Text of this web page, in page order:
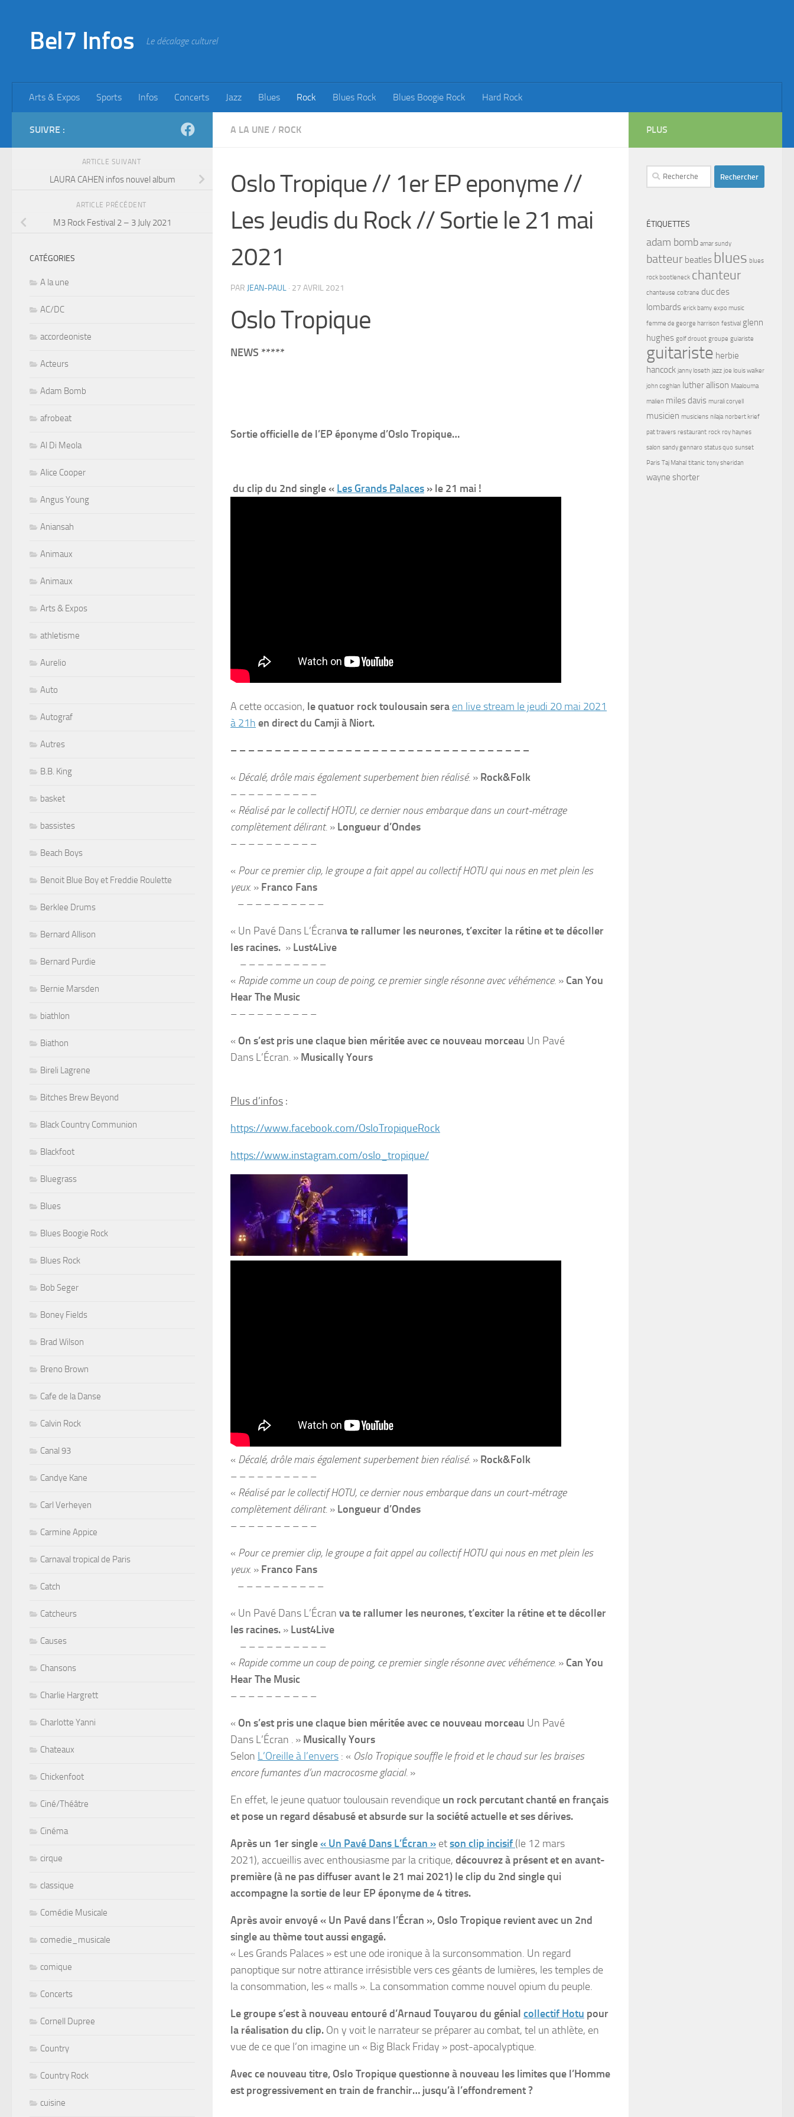
Bel7 Infos Le décalage culturel
Arts & Expos Sports Infos Concerts Jazz Blues Rock Blues Rock Blues Boogie Rock Hard Rock
A LA UNE / ROCK
Oslo Tropique // 1er EP eponyme //
Les Jeudis du Rock // Sortie le 21 mai
2021
PAR JEAN-PAUL · 27 AVRIL 2021
Oslo Tropique
NEWS *****
Sortie officielle de l’EP éponyme d’Oslo Tropique…
du clip du 2nd single « Les Grands Palaces » le 21 mai !
A cette occasion, le quatuor rock toulousain sera en live stream le jeudi 20 mai 2021
à 21h en directdu Camji à Niort.
– – – – – – – – – – – – – – – – – – – – – – – – – – – – – – – – – –
« Décalé, drôle mais également superbement bien réalisé. » Rock&Folk
– – – – – – – – – –
« Réalisé par le collectif HOTU, ce dernier nous embarque dans un court-métrage
complètement délirant. » Longueur d’Ondes
– – – – – – – – – –
« Pour ce premier clip, le groupe a fait appel au collectif HOTU qui nous en met plein les
yeux. » Franco Fans
– – – – – – – – – –
« Un Pavé Dans L’Écranva te rallumer les neurones, t’exciter la rétine et te décoller
les racines. » Lust4Live
– – – – – – – – – –
« Rapide comme un coup de poing, ce premier single résonne avec véhémence. » Can You
Hear The Music
– – – – – – – – – –
« On s’est pris une claque bien méritée avec ce nouveau morceau Un Pavé
Dans L’Écran. » Musically Yours
Plus d’infos :
https://www.facebook.com/OsloTropiqueRock
https://www.instagram.com/oslo_tropique/
« Décalé, drôle mais également superbement bien réalisé. » Rock&Folk
– – – – – – – – – –
« Réalisé par le collectif HOTU, ce dernier nous embarque dans un court-métrage
complètement délirant. » Longueur d’Ondes
– – – – – – – – – –
« Pour ce premier clip, le groupe a fait appel au collectif HOTU qui nous en met plein les
yeux. » Franco Fans
– – – – – – – – – –
« Un Pavé Dans L’Écran va te rallumer les neurones, t’exciter la rétine et te décoller
les racines. » Lust4Live
– – – – – – – – – –
« Rapide comme un coup de poing, ce premier single résonne avec véhémence. » Can You
Hear The Music
– – – – – – – – – –
« On s’est pris une claque bien méritée avec ce nouveau morceau Un Pavé
Dans L’Écran . » Musically Yours
Selon L’Oreille à l’envers : « Oslo Tropiquesouffle le froid et le chaud sur les braises
encore fumantes d’un macrocosme glacial. »
En effet, le jeune quatuor toulousain revendique un rock percutant chanté en français
et pose un regard désabusé et absurde sur la société actuelle et ses dérives.
Après un 1er single« Un Pavé Dans L’Écran » etson clip incisif (le 12 mars
2021), accueillis avec enthousiasme par la critique, découvrez à présent et en avant-
première(à ne pas diffuser avant le 21 mai 2021) le clip du 2nd singlequi
accompagne la sortiede leur EP éponyme de 4 titres.
Après avoir envoyé « Un Pavé dans l’Écran », Oslo Tropique revient avec un 2nd
single au thème tout aussi engagé.
« Les Grands Palaces » est une ode ironique à la surconsommation. Un regard
panoptique sur notre attirance irrésistible vers ces géants de lumières, les temples de
la consommation, les « malls ». La consommation comme nouvel opium du peuple.
Le groupe s’est à nouveau entouré d’Arnaud Touyarou du génial collectif Hotu pour
la réalisation du clip. On y voit le narrateur se préparer au combat, tel un athlète, en
vue de ce que l’on imagine un « Big Black Friday » post-apocalyptique.
Avec ce nouveau titre, Oslo Tropique questionne à nouveau les limites que l’Homme
est progressivement en train de franchir… jusqu’à l’effondrement ?
SUIVRE :
ARTICLE SUIVANT
LAURA CAHEN infos nouvel album
ARTICLE PRÉCÉDENT
M3 Rock Festival 2 – 3 July 2021
CATÉGORIES
A la une
AC/DC
accordeoniste
Acteurs
Adam Bomb
afrobeat
Al Di Meola
Alice Cooper
Angus Young
Aniansah
Animaux
Animaux
Arts & Expos
athletisme
Aurelio
Auto
Autograf
Autres
B.B. King
basket
bassistes
Beach Boys
Benoit Blue Boy et Freddie Roulette
Berklee Drums
Bernard Allison
Bernard Purdie
Bernie Marsden
biathlon
Biathon
Bireli Lagrene
Bitches Brew Beyond
Black Country Communion
Blackfoot
Bluegrass
Blues
Blues Boogie Rock
Blues Rock
Bob Seger
Boney Fields
Brad Wilson
Breno Brown
Cafe de la Danse
Calvin Rock
Canal 93
Candye Kane
Carl Verheyen
Carmine Appice
Carnaval tropical de Paris
Catch
Catcheurs
Causes
Chansons
Charlie Hargrett
Charlotte Yanni
Chateaux
Chickenfoot
Ciné/Théâtre
Cinéma
cirque
classique
Comédie Musicale
comedie_musicale
comique
Concerts
Cornell Dupree
Country
Country Rock
cuisine
PLUS
Rechercher :
ÉTIQUETTES
adam bomb amar sundy
batteur beatles blues blues
rock bootleneck chanteur
chanteuse coltrane duc des
lombards erick bamy expo music
femme de george harrison festival glenn
hughes golf drouot groupe guiariste
guitariste herbie
hancock janny loseth jazz joe louis walker
john coghlan luther allison Maalouma
malien miles davis murali coryell
musicien musiciens nilaja norbert krief
pat travers restaurant rock roy haynes
salon sandy gennaro status quo sunset
Paris Taj Mahal titanic tony sheridan
wayne shorter